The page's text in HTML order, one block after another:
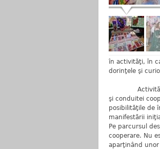
în activităţi, în
dorinţele şi
Activităţile
şi conduitei
posibilităţile de
manifestării
Pe parcursul
cooperare. Nu
aparţinând